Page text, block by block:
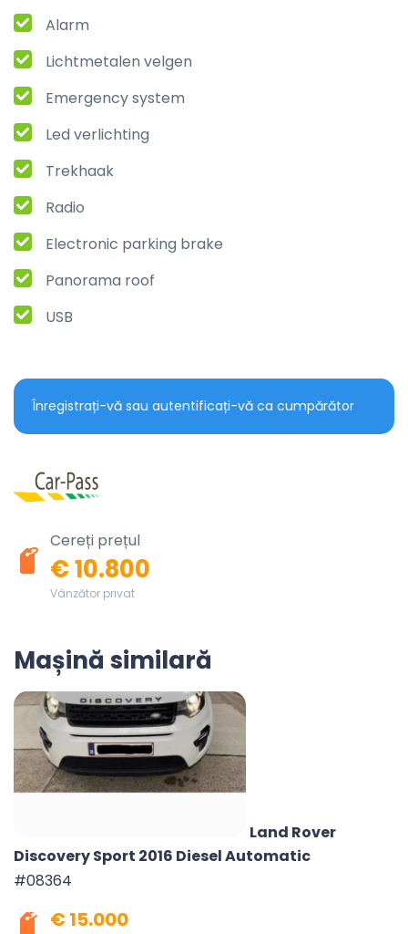
Alarm
Lichtmetalen velgen
Emergency system
Led verlichting
Trekhaak
Radio
Electronic parking brake
Panorama roof
USB
Înregistrați-vă sau autentificați-vă ca cumpărător
Cereți prețul
€ 10.800
Vânzător privat
Mașină similară
Land Rover
Discovery Sport 2016 Diesel Automatic
#08364
€ 15.000